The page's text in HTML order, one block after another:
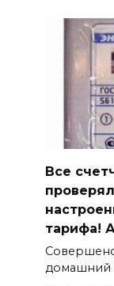
Все
тарифа!
домашний